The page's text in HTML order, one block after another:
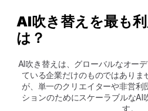
AI吹き替えを最も
は？
AI吹き替えは、グローバルなオー
ている企業だけのものではありま
が、単一のクリエイターや非営利
ションのためにスケーラブルなAI
す。